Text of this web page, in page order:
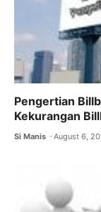
Pengertian
Kekurangan
Si Manis August 6,